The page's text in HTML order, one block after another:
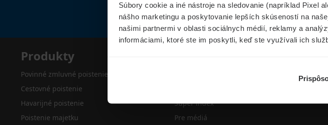
Súbory cookie a iné nástroje na sledovanie (napríklad Pixel
nášho marketingu a poskytovanie lepších skúseností na
našimi partnermi v oblasti sociálnych médií, reklamy a
informáciami, ktoré ste im poskytli, keď ste využívali ich
Produkty
Povinné zmluvné poistenie
Cestovné poistenie
Havarijné poistenie
Poistenie majetku
Super index
Pre médiá